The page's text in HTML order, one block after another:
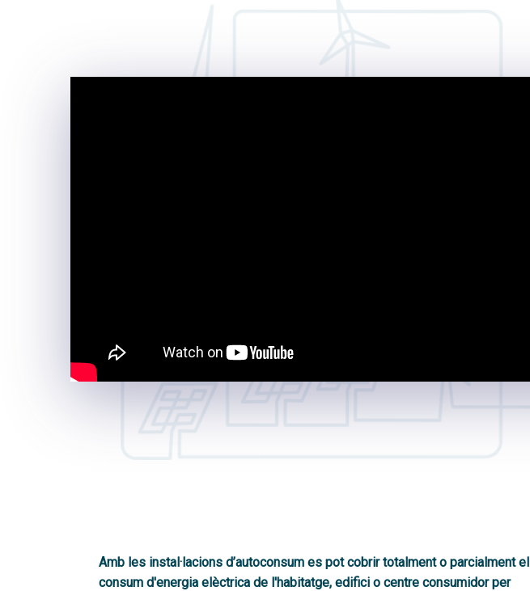
Amb les instal·lacions d’autoconsum es pot cobrir totalment o parcialment el
consum d'energia elèctrica de l'habitatge, edifici o centre consumidor per